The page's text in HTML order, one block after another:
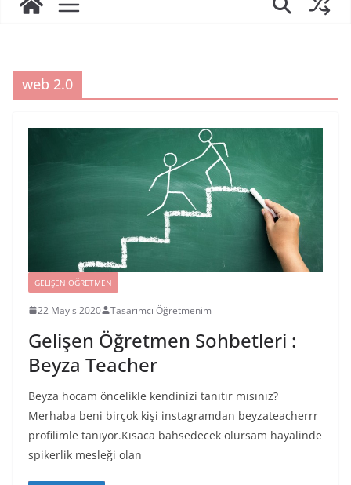
web 2.0
GELIŞEN ÖĞRETMEN
22 Mayıs 2020 Tasarımcı Öğretmenim
Gelişen Öğretmen Sohbetleri :
Beyza Teacher
Beyza hocam öncelikle kendinizi tanıtır mısınız?
Merhaba beni birçok kişi instagramdan beyzateacherrr
profilimle tanıyor.Kısaca bahsedecek olursam hayalinde
spikerlik mesleği olan